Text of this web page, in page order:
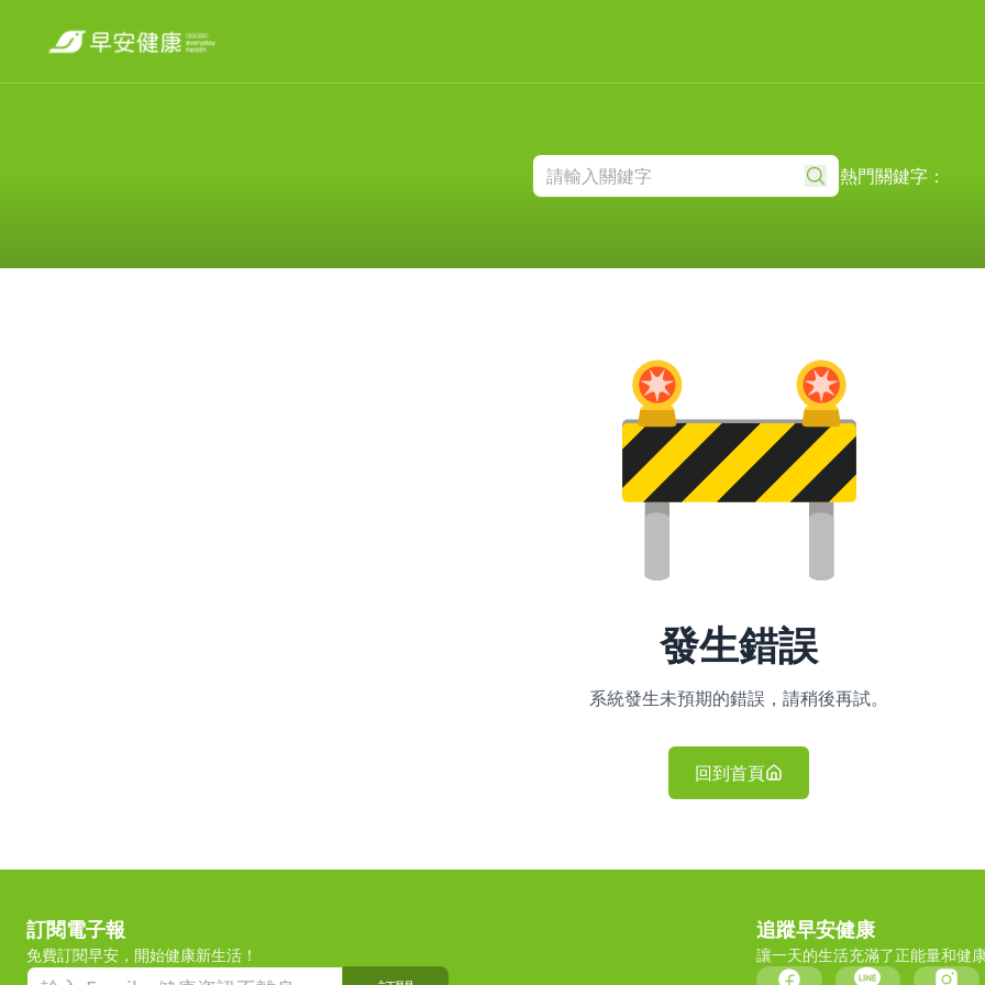
熱門關鍵字：
發生錯誤
系統發生未預期的錯誤，請稍後再試。
回到首頁
訂閱電子報
免費訂閱早安，開始健康新生活！
追蹤早安健康
讓一天的生活充滿了正能量和健